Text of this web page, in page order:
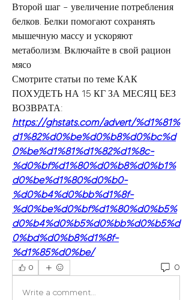
Второй шаг – увеличение потребления
белков. Белки помогают сохранять
мышечную массу и ускоряют
метаболизм. Включайте в свой рацион
мясо
Смотрите статьи по теме КАК
ПОХУДЕТЬ НА 15 КГ ЗА МЕСЯЦ БЕЗ
ВОЗВРАТА:
https://ghstats.com/advert/%d1%81%
d1%82%d0%be%d0%b8%d0%bc%d
0%be%d1%81%d1%82%d1%8c-
%d0%bf%d1%80%d0%b8%d0%b1%
d0%be%d1%80%d0%b0-
%d0%b4%d0%bb%d1%8f-
%d0%be%d0%bf%d1%80%d0%b5%
d0%b4%d0%b5%d0%bb%d0%b5%d
0%bd%d0%b8%d1%8f-
%d1%85%d0%be/
0 0
Write a comment...